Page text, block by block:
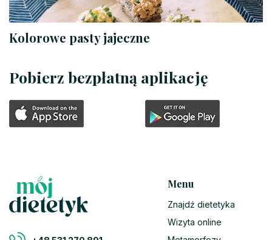
Kolorowe pasty jajeczne
Pobierz bezpłatną aplikację
Menu
Znajdź dietetyka
Wizyta online